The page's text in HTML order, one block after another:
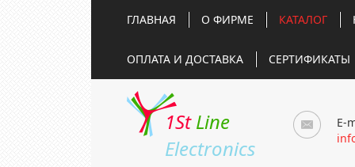
ГЛАВНАЯ О ФИРМЕ КАТАЛОГ
ОПЛАТА И ДОСТАВКА СЕРТИФИКАТЫ
1St Line
Electronics
E-